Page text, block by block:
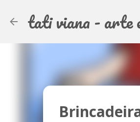
tati viana - arte